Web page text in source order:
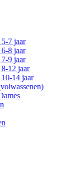
7 jaar
8 jaar
9 jaar
12 jaar
14 jaar